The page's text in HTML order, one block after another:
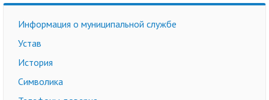
Информация о муниципальной службе
Устав
История
Символика